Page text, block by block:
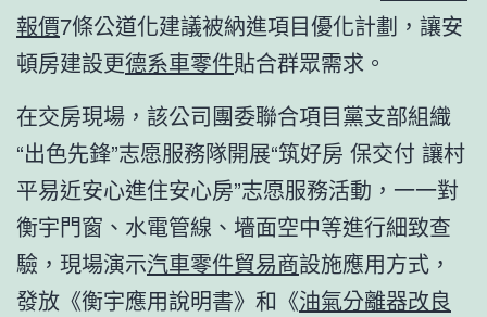
報價7條公道化建議被納進項目優化計劃，讓安
頓房建設更德系車零件貼合群眾需求。
在交房現場，該公司團委聯合項目黨支部組織
“出色先鋒”志愿服務隊開展“筑好房 保交付 讓村
平易近安心進住安心房”志愿服務活動，一一對
衡宇門窗、水電管線、墻面空中等進行細致查
驗，現場演示汽車零件貿易商設施應用方式，
發放《衡宇應用說明書》和《油氣分離器改良